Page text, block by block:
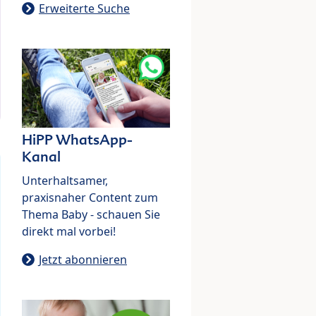
Erweiterte Suche
HiPP WhatsApp-
Kanal
Unterhaltsamer,
praxisnaher Content zum
Thema Baby - schauen Sie
direkt mal vorbei!
Jetzt abonnieren